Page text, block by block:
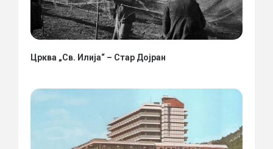
Црква „Св. Илија“ – Стар Дојран